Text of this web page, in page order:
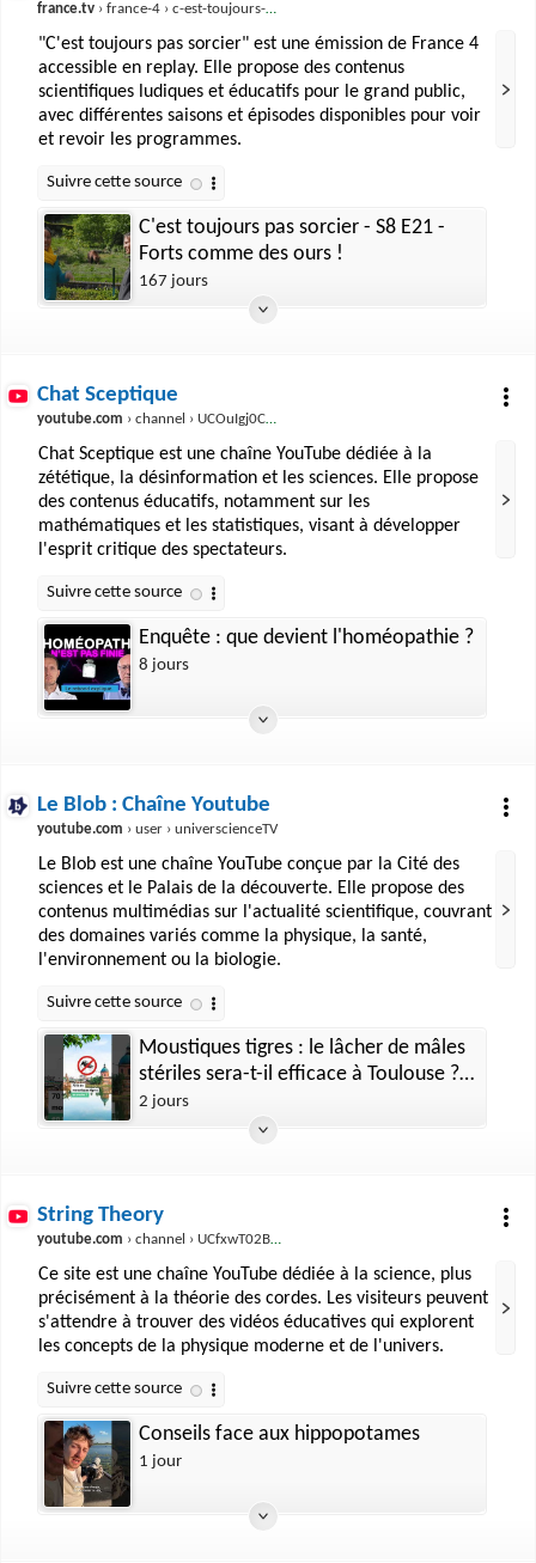
france.tv › france-4 › c-est-toujours-pas-sorcier
"C'est toujours pas sorcier" est une émission de France 4
accessible en replay. Elle propose des contenus
scientifiques ludiques et éducatifs pour le grand public,
avec différentes saisons et épisodes disponibles pour voir
et revoir les programmes.
C'est toujours pas sorcier - S8 E21 -
Forts comme des ours !
167 jours
Chat Sceptique
youtube.com › channel › UCOuIgj0CYCXCvjWywjDbauw
Chat Sceptique est une chaîne YouTube dédiée à la
zététique, la désinformation et les sciences. Elle propose
des contenus éducatifs, notamment sur les
mathématiques et les statistiques, visant à développer
l'esprit critique des spectateurs.
Enquête : que devient l'homéopathie ?
8 jours
Le Blob : Chaîne Youtube
youtube.com › user › universcienceTV
Le Blob est une chaîne YouTube conçue par la Cité des
sciences et le Palais de la découverte. Elle propose des
contenus multimédias sur l'actualité scientifique, couvrant
des domaines variés comme la physique, la santé,
l'environnement ou la biologie.
Moustiques tigres : le lâcher de mâles
stériles sera-t-il efficace à Toulouse ?
#science #shorts
2 jours
String Theory
youtube.com › channel › UCfxwT02Bu5R7l21uMAu8H1w
Ce site est une chaîne YouTube dédiée à la science, plus
précisément à la théorie des cordes. Les visiteurs peuvent
s'attendre à trouver des vidéos éducatives qui explorent
les concepts de la physique moderne et de l'univers.
Conseils face aux hippopotames
1 jour